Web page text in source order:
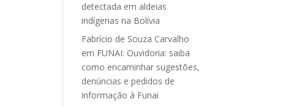
detectada em aldeias
indígenas na Bolívia
Fabrício de Souza Carvalho
em FUNAI: Ouvidoria: saiba
como encaminhar sugestões,
denúncias e pedidos de
informação à Funai